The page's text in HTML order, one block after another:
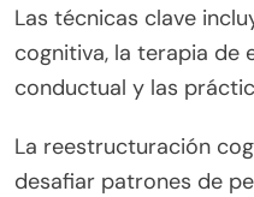
Las técnicas clave
cognitiva, la terapia de
conductual y las
La reestructuración
desafiar patrones de